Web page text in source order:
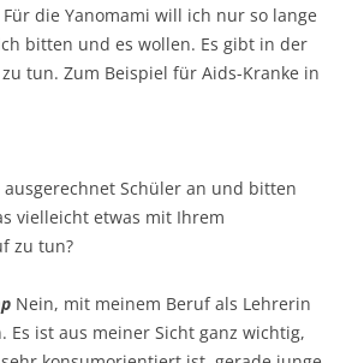
die Yanomami will ich nur so lange
bitten und es wollen. Es gibt in der
tun. Zum Beispiel für Aids-Kranke in
ausgerechnet Schüler an und bitten
vielleicht etwas mit Ihrem
zu tun?
Nein, mit meinem Beruf als Lehrerin
Es ist aus meiner Sicht ganz wichtig,